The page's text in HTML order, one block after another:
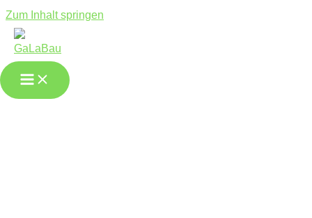
Zum Inhalt springen
Landschaftsbau